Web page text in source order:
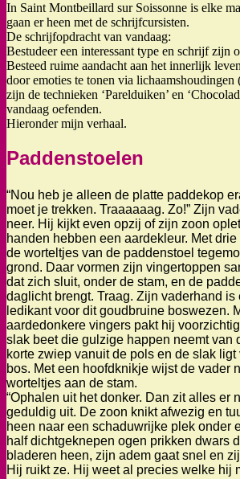
In Saint Montbeillard sur Soissonne is elke
gaan er heen met de schrijfcursisten.
De schrijfopdracht van vandaag:
Bestudeer een interessant type en schrijf zijn
Besteed ruime aandacht aan het innerlijk
door emoties te tonen via
zijn de technieken ‘Parelduiken’ en
vandaag oefenden.
Hieronder mijn verhaal.
Paddenstoelen
“Nou heb je alleen de platte paddekop
moet je trekken. Traaaaaag. Zo!” Zijn
neer. Hij kijkt even opzij of zijn zoon
handen hebben een aardekleur. Met
de worteltjes van de paddenstoel
grond. Daar vormen zijn vingertoppen
dat zich sluit, onder de stam, en de
daglicht brengt. Traag. Zijn vaderhand is
ledikant voor dit goudbruine boswezen.
aardedonkere vingers pakt hij
slak beet die gulzige happen neemt van
korte zwiep vanuit de pols en de slak ligt
bos. Met een hoofdknikje wijst de vader
worteltjes aan de stam.
“Ophalen uit het donker. Dan zit alles er
geduldig uit. De zoon knikt afwezig en
heen naar een schaduwrijke plek onder
half dichtgeknepen ogen prikken dwars
bladeren heen, zijn adem gaat snel en
Hij ruikt ze. Hij weet al precies welke hij